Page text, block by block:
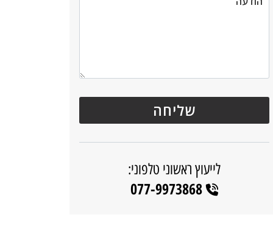
לייעוץ ראשוני טלפוני:
077-9973868